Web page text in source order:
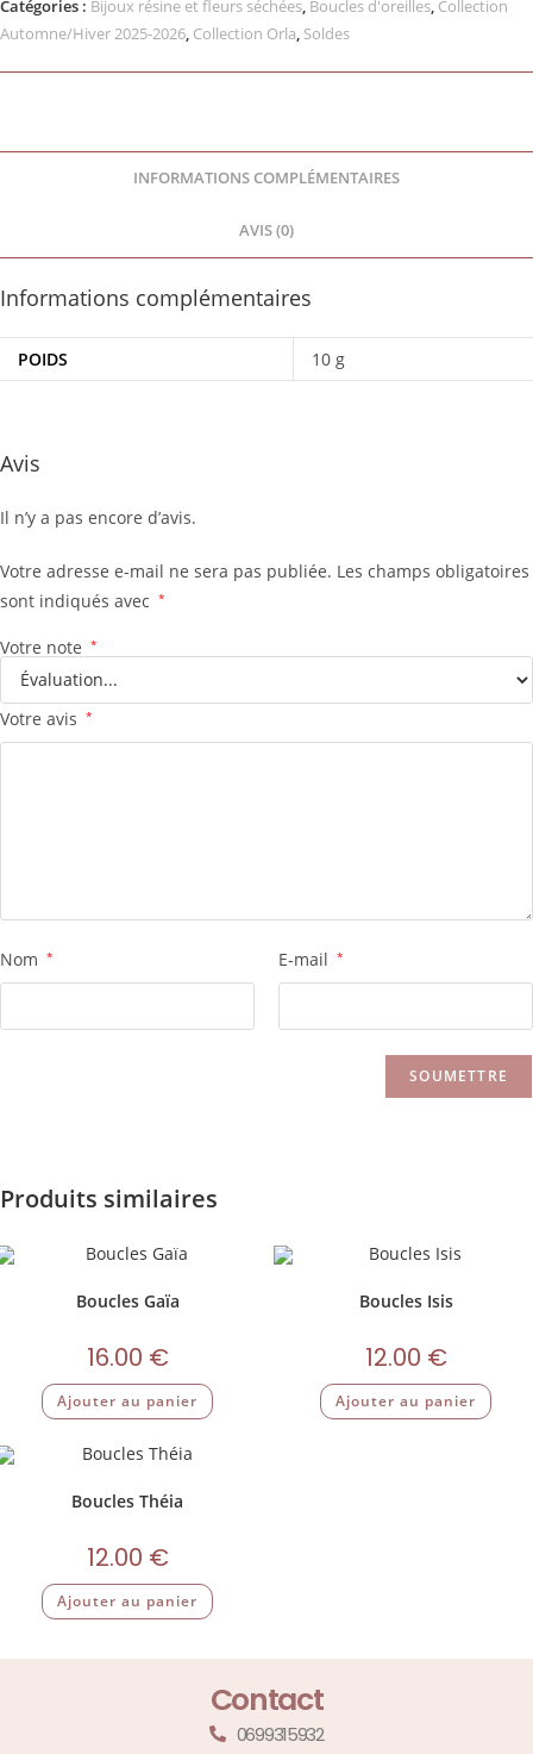
Catégories : Bijoux résine et fleurs séchées, Boucles d'oreilles, Collection
Automne/Hiver 2025-2026, Collection Orla, Soldes
INFORMATIONS COMPLÉMENTAIRES
AVIS (0)
Informations complémentaires
POIDS 10 g
Avis
Il n’y a pas encore d’avis.
Votre adresse e-mail ne sera pas publiée. Les champs obligatoires
sont indiqués avec *
Votre note *
Votre avis *
Nom * E-mail *
Produits similaires
Boucles Gaïa
16.00 €
Ajouter au panier
Boucles Isis
12.00 €
Ajouter au panier
Boucles Théia
12.00 €
Ajouter au panier
Contact
0699315932